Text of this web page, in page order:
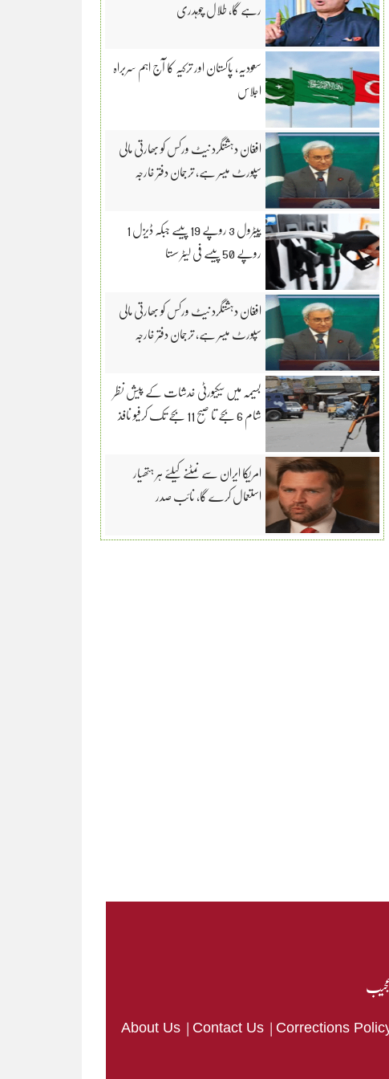
رہے گا، طلال چوہدری
سعودیہ، پاکستان اور ترکیہ کا آج اہم سربراہ
اجلاس
افغان دہشتگرد نیٹ ورکس کو بھارتی مالی
سپورٹ میسر ہے، ترجمان دفتر خارجہ
پیٹرول 3 روپے 19 پیسے جبکہ ڈیزل 1
روپے 50 پیسے فی لیٹر سستا
افغان دہشتگرد نیٹ ورکس کو بھارتی مالی
سپورٹ میسر ہے، ترجمان دفتر خارجہ
بسیمہ میں سیکیورٹی خدشات کے پیش نظر
شام 6 بجے تا صبح 11 بجے تک کرفیو نافذ
امریکا ایران سے نمٹنے کیلئے ہر ہتھیار
استعمال کرے گا، نائب صدر
About Us | Contact Us | Corrections